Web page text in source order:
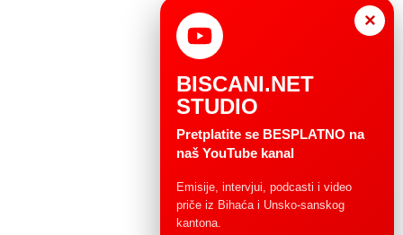
×
BISCANI.NET
STUDIO
Pretplatite se BESPLATNO na
naš YouTube kanal
Emisije, intervjui, podcasti i video
priče iz Bihaća i Unsko-sanskog
kantona.